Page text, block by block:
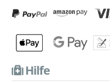
Hilfe